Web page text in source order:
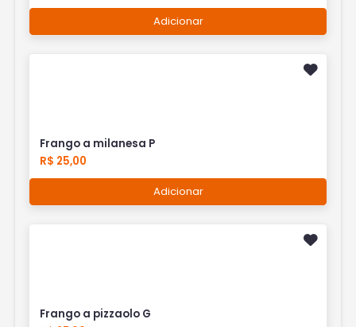
Adicionar
Frango a milanesa P
R$ 25,00
Adicionar
Frango a pizzaolo G